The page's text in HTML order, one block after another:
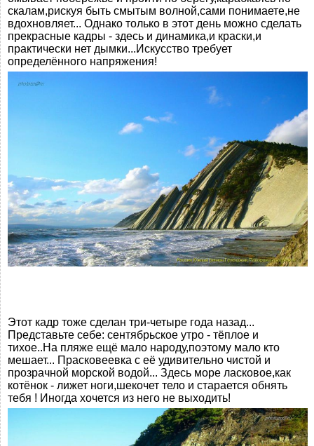
скалам,рискуя быть смытым волной,сами понимаете,не
вдохновляет... Однако только в этот день можно сделать
прекрасные кадры - здесь и динамика,и краски,и
практически нет дымки...Искусство требует
определённого напряжения!
Этот кадр тоже сделан три-четыре года назад...
Представьте себе: сентябрьское утро - тёплое и
тихое..На пляже ещё мало народу,поэтому мало кто
мешает... Прасковеевка с её удивительно чистой и
прозрачной морской водой... Здесь море ласковое,как
котёнок - лижет ноги,шекочет тело и старается обнять
тебя ! Иногда хочется из него не выходить!